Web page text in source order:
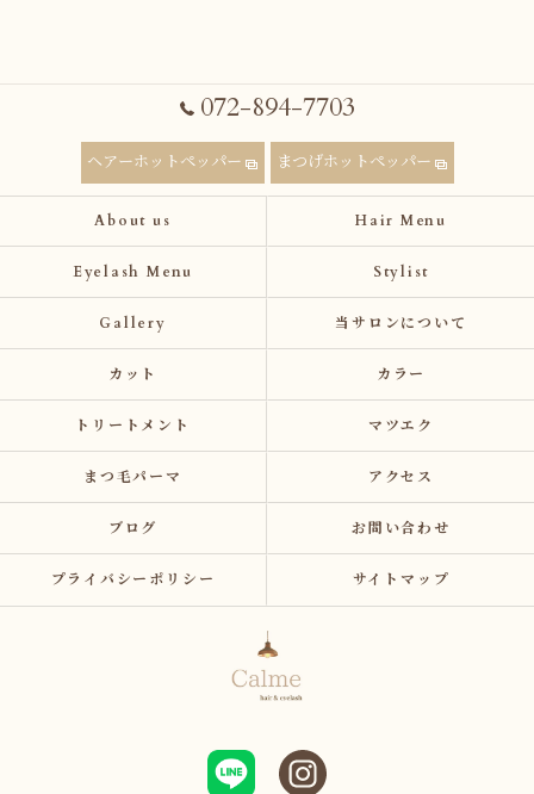
072-894-7703
ヘアーホットペッパー まつげホットペッパー
About us Hair Menu
Eyelash Menu Stylist
Gallery 当サロンについて
カット カラー
トリートメント マツエク
まつ毛パーマ アクセス
ブログ お問い合わせ
プライバシーポリシー サイトマップ